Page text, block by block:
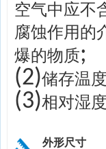
空气中应不
腐蚀作用的
爆的物质;
(2)储存温度
(3)相对湿度
外形尺寸